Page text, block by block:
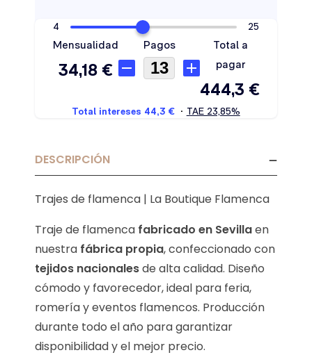
DESCRIPCIÓN
Trajes de flamenca | La Boutique Flamenca
Traje de flamenca fabricado en Sevillaen
nuestra fábrica propia, confeccionado con
tejidos nacionalesde alta calidad. Diseño
cómodo y favorecedor, ideal para feria,
romería y eventos flamencos. Producción
durante todo el año para garantizar
disponibilidad y el mejor precio.